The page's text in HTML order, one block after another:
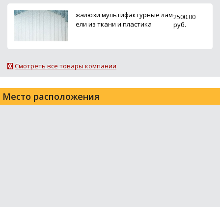
жалюзи мультифактурные лам
ели из ткани и пластика
2500.00
руб.
Смотреть все товары компании
Место расположения